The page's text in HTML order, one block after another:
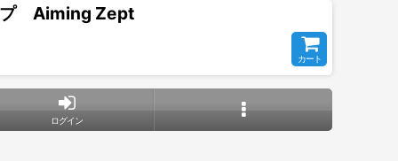
プ Aiming Zept
カート
ログイン